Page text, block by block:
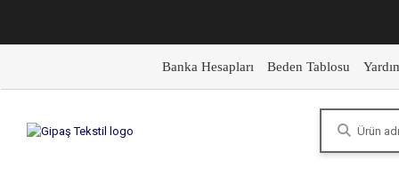
Banka Hesapları Beden Tablosu